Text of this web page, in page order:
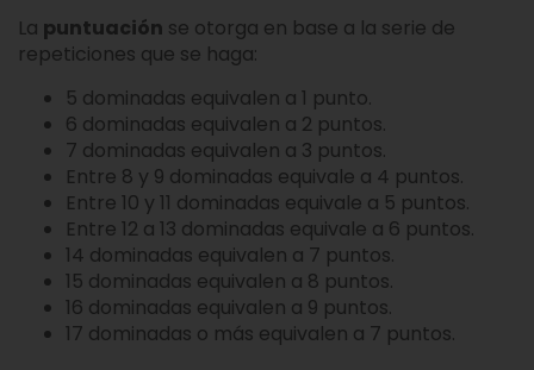
La puntuación se otorga en base a la serie de
repeticiones que se haga:
5 dominadas equivalen a 1 punto.
6 dominadas equivalen a 2 puntos.
7 dominadas equivalen a 3 puntos.
Entre 8 y 9 dominadas equivale a 4 puntos.
Entre 10 y 11 dominadas equivale a 5 puntos.
Entre 12 a 13 dominadas equivale a 6 puntos.
14 dominadas equivalen a 7 puntos.
15 dominadas equivalen a 8 puntos.
16 dominadas equivalen a 9 puntos.
17 dominadas o más equivalen a 7 puntos.